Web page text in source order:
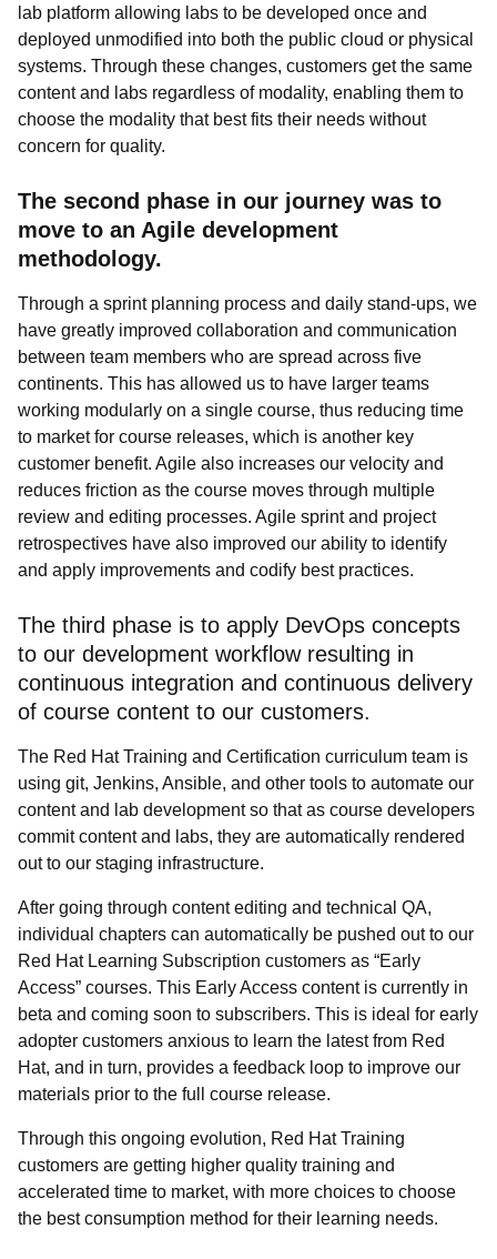
lab platform allowing labs to be developed once and
deployed unmodified into both the public cloud or physical
systems. Through these changes, customers get the same
content and labs regardless of modality, enabling them to
choose the modality that best fits their needs without
concern for quality.
The second phase in our journey was to
move to an Agile development
methodology.
Through a sprint planning process and daily stand-ups, we
have greatly improved collaboration and communication
between team members who are spread across five
continents. This has allowed us to have larger teams
working modularly on a single course, thus reducing time
to market for course releases, which is another key
customer benefit. Agile also increases our velocity and
reduces friction as the course moves through multiple
review and editing processes. Agile sprint and project
retrospectives have also improved our ability to identify
and apply improvements and codify best practices.
The third phase is to apply DevOps concepts
to our development workflow resulting in
continuous integration and continuous delivery
of course content to our customers.
The Red Hat Training and Certification curriculum team is
using git, Jenkins, Ansible, and other tools to automate our
content and lab development so that as course developers
commit content and labs, they are automatically rendered
out to our staging infrastructure.
After going through content editing and technical QA,
individual chapters can automatically be pushed out to our
Red Hat Learning Subscription customers as “Early
Access” courses. This Early Access content is currently in
beta and coming soon to subscribers. This is ideal for early
adopter customers anxious to learn the latest from Red
Hat, and in turn, provides a feedback loop to improve our
materials prior to the full course release.
Through this ongoing evolution, Red Hat Training
customers are getting higher quality training and
accelerated time to market, with more choices to choose
the best consumption method for their learning needs.